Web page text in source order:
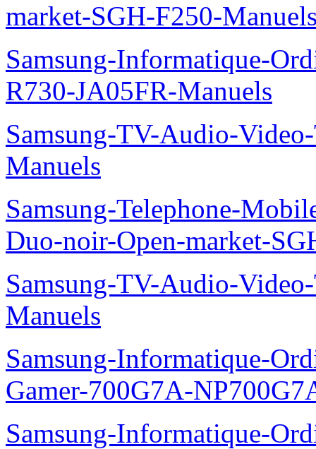
market-SGH-F250-
Samsung-Informatique-
R730-JA05FR-Manuels
Samsung-TV-Audio-
Manuels
Samsung-Telephone-
Duo-noir-Open-market-
Samsung-TV-Audio-
Manuels
Samsung-Informatique-
Gamer-700G7A-
Samsung-Informatique-